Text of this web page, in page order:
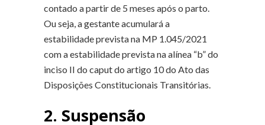
contado a partir de 5 meses após o parto.
Ou seja, a gestante acumulará a
estabilidade prevista na MP 1.045/2021
com a estabilidade prevista na alínea “b” do
inciso II do caput do artigo 10 do Ato das
Disposições Constitucionais Transitórias.
2. Suspensão